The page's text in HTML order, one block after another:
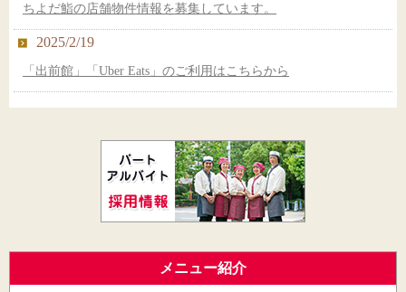
2014/3/11
ちよだ鮨・炊飯工場が『食の安心・安全・五つ星』を獲得しま
した！
ちよだ鮨の店舗物件情報を募集しています。
2025/2/19
「出前館」「Uber Eats」のご利用はこちらから
メニュー紹介